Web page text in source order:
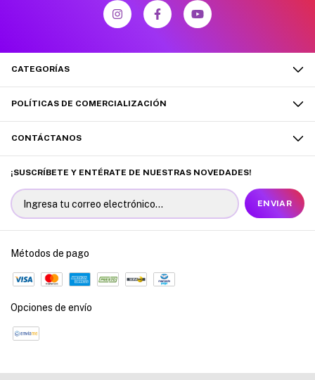
CATEGORÍAS
POLÍTICAS DE COMERCIALIZACIÓN
CONTÁCTANOS
¡SUSCRÍBETE Y ENTÉRATE DE NUESTRAS NOVEDADES!
Métodos de pago
Opciones de envío